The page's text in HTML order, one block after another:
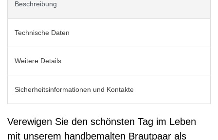
Beschreibung
Technische Daten
Weitere Details
Sicherheitsinformationen und Kontakte
Verewigen Sie den schönsten Tag im Leben
mit unserem handbemalten Brautpaar als